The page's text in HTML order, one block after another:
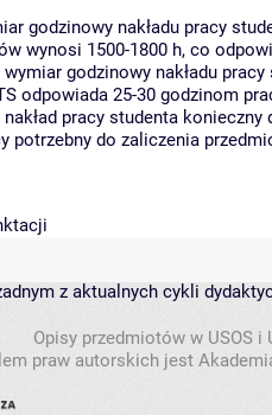
godzinowy nakładu pracy
wynosi 1500-1800 h, co
godzinowy nakładu
odpowiada 25-30 godzinom
pracy studenta
potrzebny do zaliczenia
z aktualnych cykli
Opisy przedmiotów w USOS
praw autorskich jest